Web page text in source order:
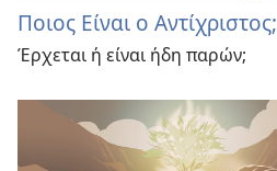
Ποιος Είναι ο Αντίχριστος;
Έρχεται ή είναι ήδη παρών;